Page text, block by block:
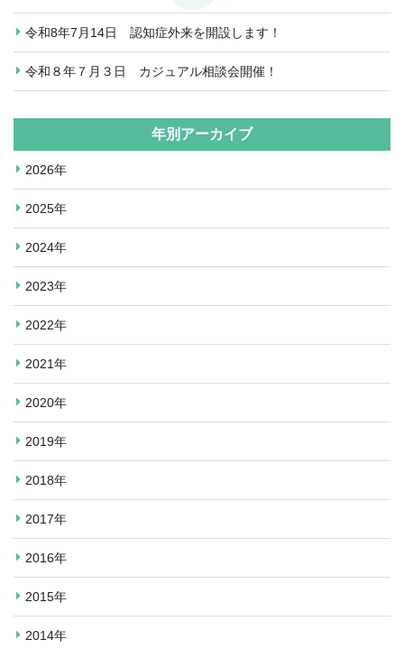
令和8年7月14日 認知症外来を開設します！
令和８年７月３日 カジュアル相談会開催！
年別アーカイブ
2026年
2025年
2024年
2023年
2022年
2021年
2020年
2019年
2018年
2017年
2016年
2015年
2014年